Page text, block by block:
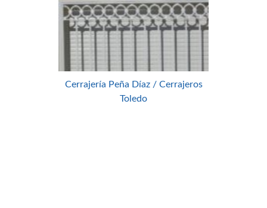
Cerrajería Peña Díaz / Cerrajeros
Toledo